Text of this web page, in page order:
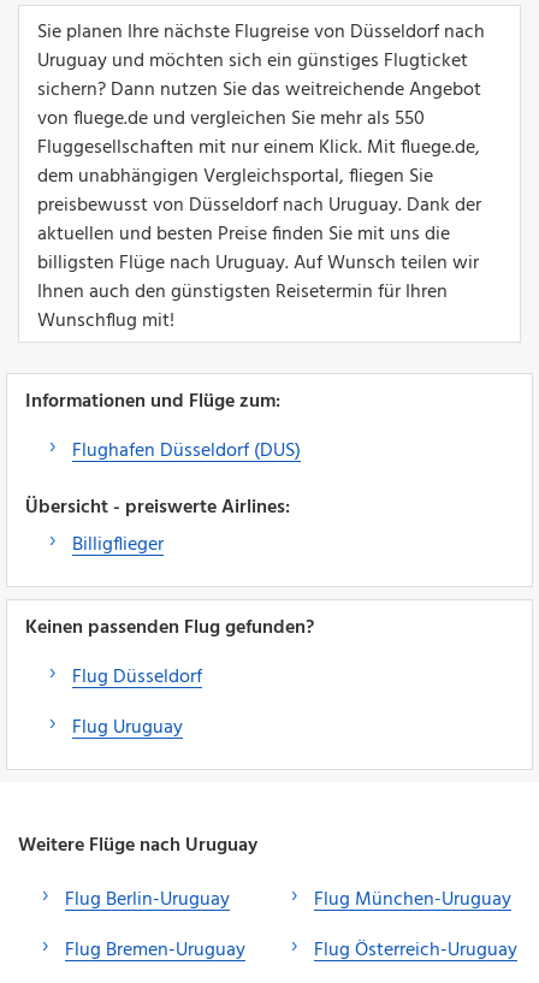
Sie planen Ihre nächste Flugreise von Düsseldorf nach
Uruguay und möchten sich ein günstiges Flugticket
sichern? Dann nutzen Sie das weitreichende Angebot
von fluege.de und vergleichen Sie mehr als 550
Fluggesellschaften mit nur einem Klick. Mit fluege.de,
dem unabhängigen Vergleichsportal, fliegen Sie
preisbewusst von Düsseldorf nach Uruguay. Dank der
aktuellen und besten Preise finden Sie mit uns die
billigsten Flüge nach Uruguay. Auf Wunsch teilen wir
Ihnen auch den günstigsten Reisetermin für Ihren
Wunschflug mit!
Informationen und Flüge zum:
Flughafen Düsseldorf (DUS)
Übersicht - preiswerte Airlines:
Billigflieger
Keinen passenden Flug gefunden?
Flug Düsseldorf
Flug Uruguay
Weitere Flüge nach Uruguay
Flug Berlin-Uruguay
Flug Bremen-Uruguay
Flug München-Uruguay
Flug Österreich-Uruguay